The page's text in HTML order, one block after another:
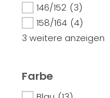
146/152 (3)
158/164 (4)
3 weitere anzeigen
Farbe